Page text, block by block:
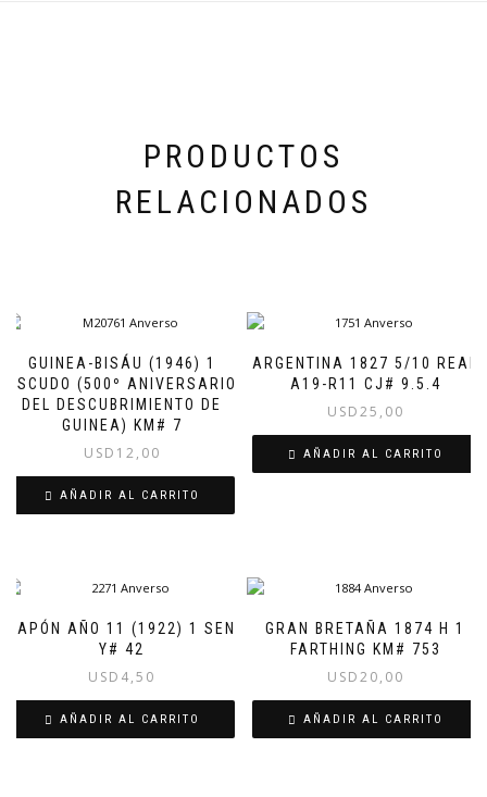
PRODUCTOS
RELACIONADOS
GUINEA-BISÁU (1946) 1
ESCUDO (500º ANIVERSARIO
DEL DESCUBRIMIENTO DE
GUINEA) KM# 7
USD 12,00
AÑADIR AL CARRITO
ARGENTINA 1827 5/10 REAL
A19-R11 CJ# 9.5.4
USD25,00
AÑADIR AL CARRITO
JAPÓN AÑO 11 (1922) 1 SEN
Y# 42
USD 4,50
AÑADIR AL CARRITO
GRAN BRETAÑA 1874 H 1
FARTHING KM# 753
USD20,00
AÑADIR AL CARRITO